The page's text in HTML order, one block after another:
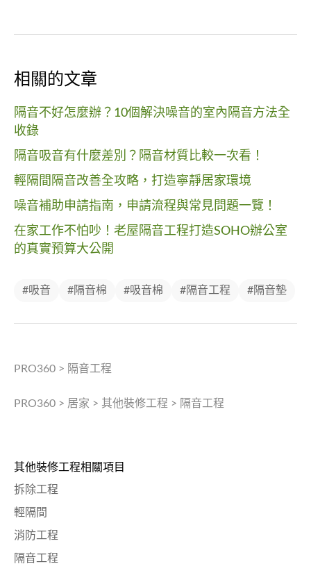
相關的文章
隔音不好怎麼辦？10個解決噪音的室內隔音方法全
收錄
隔音吸音有什麼差別？隔音材質比較一次看！
輕隔間隔音改善全攻略，打造寧靜居家環境
噪音補助申請指南，申請流程與常見問題一覽！
在家工作不怕吵！老屋隔音工程打造SOHO辦公室
的真實預算大公開
#吸音 #隔音棉 #吸音棉 #隔音工程 #隔音墊
PRO360 > 隔音工程
PRO360 > 居家 > 其他裝修工程 > 隔音工程
其他裝修工程相關項目
拆除工程
輕隔間
消防工程
隔音工程